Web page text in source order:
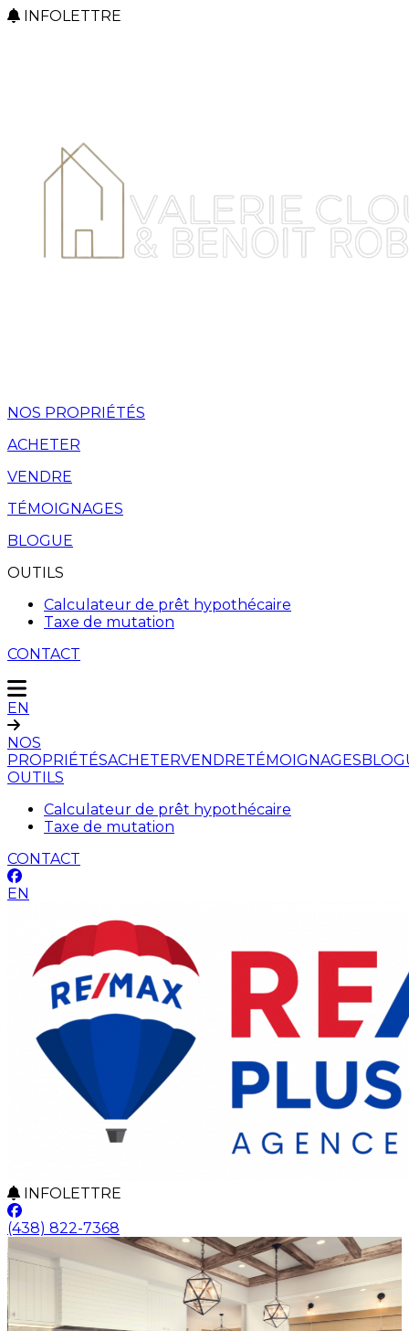
INFOLETTRE
NOS PROPRIÉTÉS
ACHETER
VENDRE
TÉMOIGNAGES
BLOGUE
OUTILS
Calculateur de prêt hypothécaire
Taxe de mutation
CONTACT
EN
NOS
PROPRIÉTÉSACHETERVENDRETÉMOIGNAGES
OUTILS
Calculateur de prêt hypothécaire
Taxe de mutation
CONTACT
EN
INFOLETTRE
(438) 822-7368